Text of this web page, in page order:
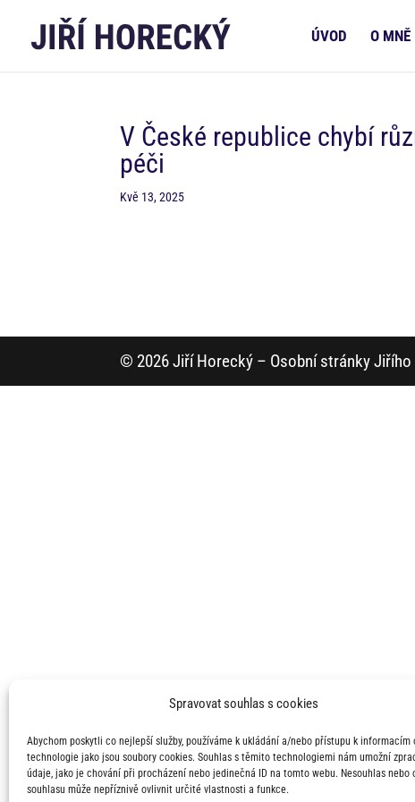
Spravovat souhlas s cookies
Abychom poskytli co nejlepší služby, používáme k ukládání a/nebo přístupu k informacím
technologie jako jsou soubory cookies. Souhlas s těmito technologiemi nám umožní
údaje, jako je chování při procházení nebo jedinečná ID na tomto webu. Nesouhlas nebo
souhlasu může nepříznivě ovlivnit určité vlastnosti a funkce.
ÚVOD O MNĚ
V České republice chybí
péči
Kvě 13, 2025
© 2026 Jiří Horecký – Osobní stránky